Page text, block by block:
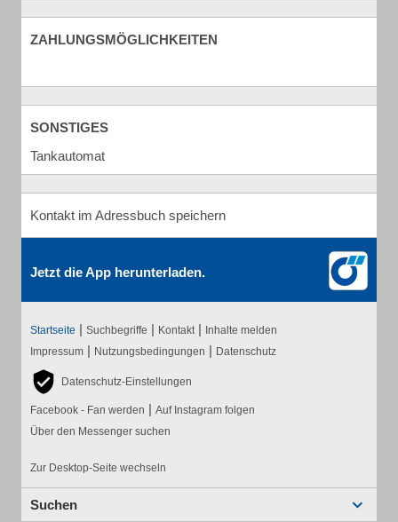
ZAHLUNGSMÖGLICHKEITEN
SONSTIGES
Tankautomat
Kontakt im Adressbuch speichern
Jetzt die App herunterladen.
Startseite | Suchbegriffe | Kontakt | Inhalte melden
Impressum | Nutzungsbedingungen | Datenschutz
Datenschutz-Einstellungen
Facebook - Fan werden | Auf Instagram folgen
Über den Messenger suchen
Zur Desktop-Seite wechseln
Suchen